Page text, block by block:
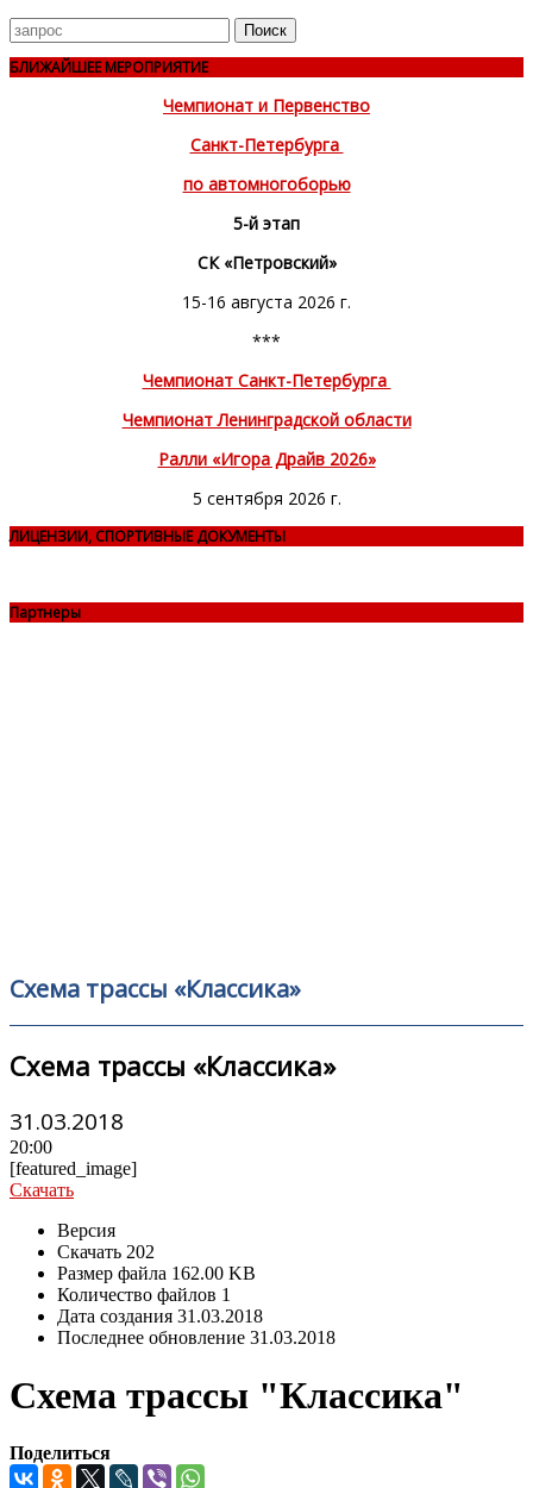
Поиск
для
БЛИЖАЙШЕЕ МЕРОПРИЯТИЕ
Чемпионат и Первенство
Санкт-Петербурга
по автомногоборью
5-й этап
СК «Петровский»
15-16 августа 2026 г.
***
Чемпионат Санкт-Петербурга
Чемпионат Ленинградской области
Ралли «Игора Драйв 2026»
5 сентября 2026 г.
ЛИЦЕНЗИИ, СПОРТИВНЫЕ ДОКУМЕНТЫ
Партнеры
Схема трассы «Классика»
Схема трассы «Классика»
31.03.2018
20:00
[featured_image]
Скачать
Версия
Скачать 202
Размер файла 162.00 KB
Количество файлов 1
Дата создания 31.03.2018
Последнее обновление 31.03.2018
Схема трассы "Классика"
Поделиться